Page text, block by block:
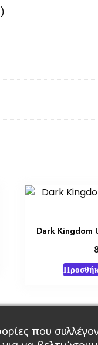
Dark Kingdom
Αξεσουάρ &
που